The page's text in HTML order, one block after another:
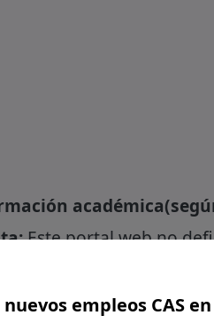
Este portal web no
nuevos empleos CAS